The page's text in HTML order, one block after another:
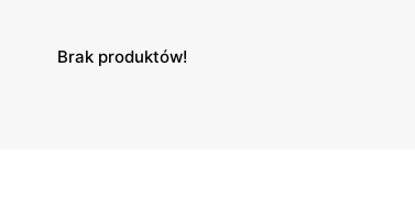
Brak produktów!